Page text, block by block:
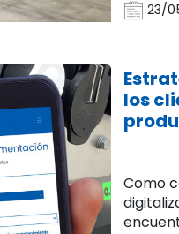
23/
los
Como